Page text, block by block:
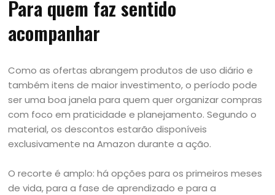
Para quem faz sentido
acompanhar
Como as ofertas abrangem produtos de uso diário e
também itens de maior investimento, o período pode
ser uma boa janela para quem quer organizar compras
com foco em praticidade e planejamento. Segundo o
material, os descontos estarão disponíveis
exclusivamente na Amazon durante a ação.
O recorte é amplo: há opções para os primeiros meses
de vida, para a fase de aprendizado e para a